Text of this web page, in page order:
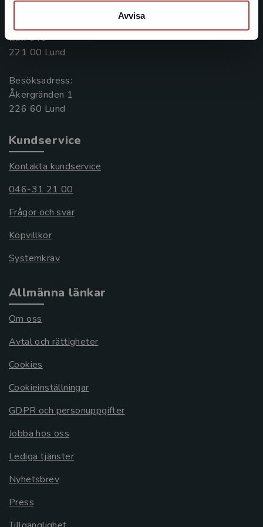
Avvisa
Box 141
221 00 Lund
Besöksadress:
Åkergränden 1
Kundservice
Kontakta kundservice
046-31 21 00
Frågor och svar
Köpvillkor
Systemkrav
Allmänna länkar
Om oss
Avtal och rättigheter
Cookies
Cookieinställningar
GDPR och personuppgifter
Jobba hos oss
Lediga tjänster
Nyhetsbrev
Press